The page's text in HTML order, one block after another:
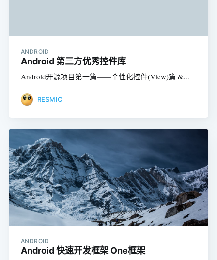
ANDROID
Android 第三方优秀控件库
Android开源项目第一篇——个性化控件(View)篇 &...
RESMIC
ANDROID
Android 快速开发框架 One框架